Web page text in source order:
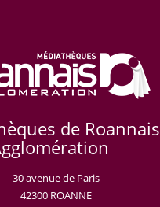
de Roannais
30 avenue de Paris
42300 ROANNE